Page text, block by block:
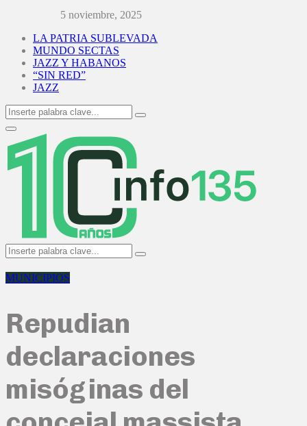
5 noviembre, 2025
LA PATRIA SUBLEVADA
MUNDO SECTAS
JAZZ Y HABANOS
“SIN RED”
JAZZ
Search
for:
Search
Primary
Menu
Search
for:
Search
MUNICIPIOS
Repudian
declaraciones
misóginas del